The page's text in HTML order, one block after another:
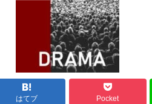
はてブ Pocket